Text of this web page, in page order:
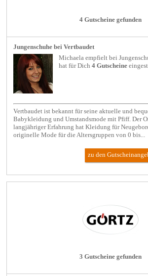
4 Gutscheine gefunden
Jungenschuhe bei Vertbaudet
Michaela empfielt bei
hat für Dich4 Gutscheine
Vertbaudet ist bekannt für seine aktuelle und
Babykleidung und Umstandsmode mit Pfiff. Der
langjähriger Erfahrung hat Kleidung für
originelle Mode für die Altersgruppen von 0 bis...
zu den
3 Gutscheine gefunden